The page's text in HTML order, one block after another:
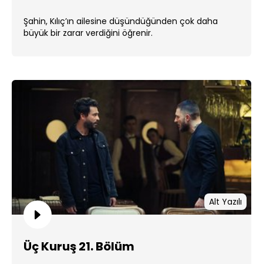
Şahin, Kılıç’ın ailesine düşündüğünden çok daha
büyük bir zarar verdiğini öğrenir.
Alt Yazılı
Üç Kuruş 21. Bölüm